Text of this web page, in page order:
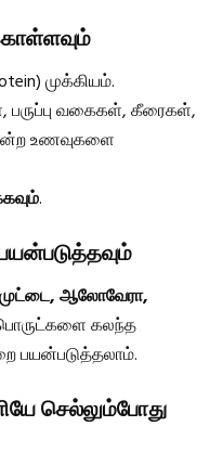
முக்கியம்.
பருப்பு வகைகள், கீரைகள்,
உணவுகளை
.
ஆலோவேரா,
கலந்த
பயன்படுத்தலாம்.
செல்லும்போது